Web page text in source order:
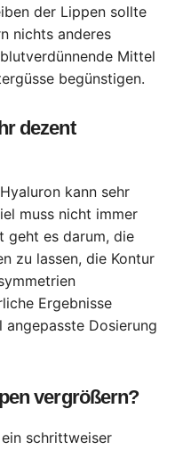
der Lippen sollte
nichts anderes
Mittel
begünstigen.
dezent
kann sehr
muss nicht immer
geht es darum, die
zu lassen, die Kontur
Ergebnisse
Dosierung
vergrößern?
schrittweiser